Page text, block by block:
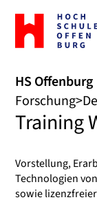
Zur
Startseite
Hochschule
HS Offenburg
Forschung
Training
Vorstellung,
Technologien
sowie